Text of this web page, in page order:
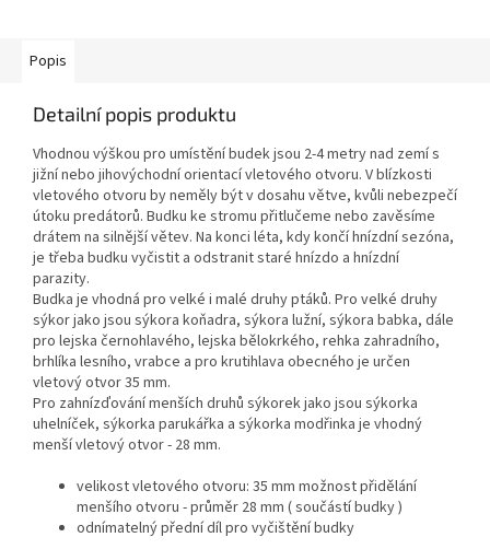
Popis
Detailní popis produktu
Vhodnou výškou pro umístění budek jsou 2-4 metry nad zemí s
jižní nebo jihovýchodní orientací vletového otvoru. V blízkosti
vletového otvoru by neměly být v dosahu větve, kvůli nebezpečí
útoku predátorů. Budku ke stromu přitlučeme nebo zavěsíme
drátem na silnější větev. Na konci léta, kdy končí hnízdní sezóna,
je třeba budku vyčistit a odstranit staré hnízdo a hnízdní
parazity.
Budka je vhodná pro velké i malé druhy ptáků. Pro velké druhy
sýkor jako jsou sýkora koňadra, sýkora lužní, sýkora babka, dále
pro lejska černohlavého, lejska bělokrkého, rehka zahradního,
brhlíka lesního, vrabce a pro krutihlava obecného je určen
vletový otvor 35 mm.
Pro zahnízďování menších druhů sýkorek jako jsou sýkorka
uhelníček, sýkorka parukářka a sýkorka modřinka je vhodný
menší vletový otvor - 28 mm.
velikost vletového otvoru: 35 mm možnost přidělání
menšího otvoru - průměr 28 mm ( součástí budky )
odnímatelný přední díl pro vyčištění budky